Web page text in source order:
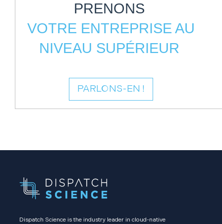
PRENONS
VOTRE ENTREPRISE AU
NIVEAU SUPÉRIEUR
PARLONS-EN !
Dispatch Science is the industry leader in cloud-native